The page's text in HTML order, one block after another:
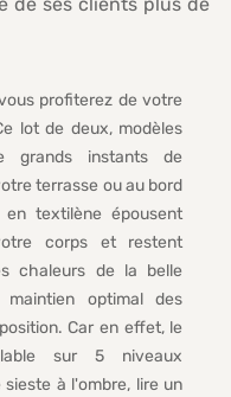
profiterez de votre
lot de deux, modèles
grands instants de
terrasse ou au bord
textilène épousent
corps et restent
chaleurs de la belle
optimal des
Car en effet, le
sur 5 niveaux
à l'ombre, lire un